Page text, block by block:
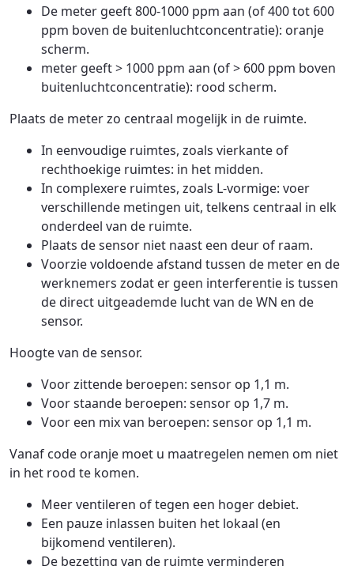
De meter geeft 800-1000 ppm aan (of 400 tot 600
ppm boven de buitenluchtconcentratie): oranje
scherm.
meter geeft > 1000 ppm aan (of > 600 ppm boven
buitenluchtconcentratie): rood scherm.
Plaats de meter zo centraal mogelijk in de ruimte.
In eenvoudige ruimtes, zoals vierkante of
rechthoekige ruimtes: in het midden.
In complexere ruimtes, zoals L-vormige: voer
verschillende metingen uit, telkens centraal in elk
onderdeel van de ruimte.
Plaats de sensor niet naast een deur of raam.
Voorzie voldoende afstand tussen de meter en de
werknemers zodat er geen interferentie is tussen
de direct uitgeademde lucht van de WN en de
sensor.
Hoogte van de sensor.
Voor zittende beroepen: sensor op 1,1 m.
Voor staande beroepen: sensor op 1,7 m.
Voor een mix van beroepen: sensor op 1,1 m.
Vanaf code oranje moet u maatregelen nemen om niet
in het rood te komen.
Meer ventileren of tegen een hoger debiet.
Een pauze inlassen buiten het lokaal (en
bijkomend ventileren).
De bezetting van de ruimte verminderen